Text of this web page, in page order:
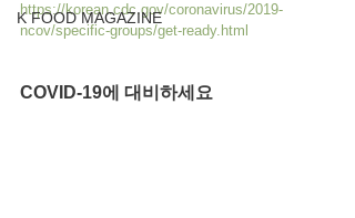
K FOOD MAGAZINE
https://korean.cdc.gov/coronavirus/2019-
ncov/specific-groups/get-ready.html
COVID-19에 대비하세요